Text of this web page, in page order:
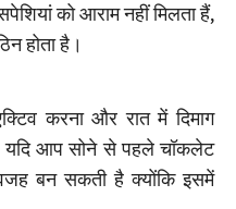
को आराम नहीं मिलता हैं,
होता है।
करना और रात में दिमाग
यदि आप सोने से पहले चॉकलेट
बन सकती है क्योंकि इसमें